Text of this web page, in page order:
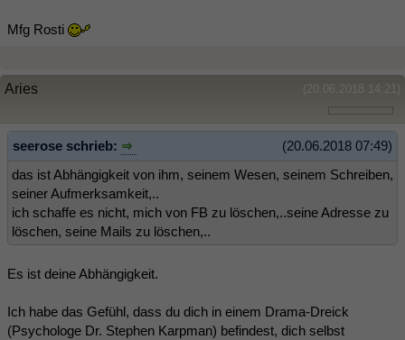
Mfg Rosti
(20.06.2018 14:21)
Aries
(20.06.2018 07:49)
seerose schrieb:
das ist Abhängigkeit von ihm, seinem Wesen, seinem Schreiben,
seiner Aufmerksamkeit,..
ich schaffe es nicht, mich von FB zu löschen,..seine Adresse zu
löschen, seine Mails zu löschen,..
Es ist deine Abhängigkeit.
Ich habe das Gefühl, dass du dich in einem Drama-Dreick
(Psychologe Dr. Stephen Karpman) befindest, dich selbst